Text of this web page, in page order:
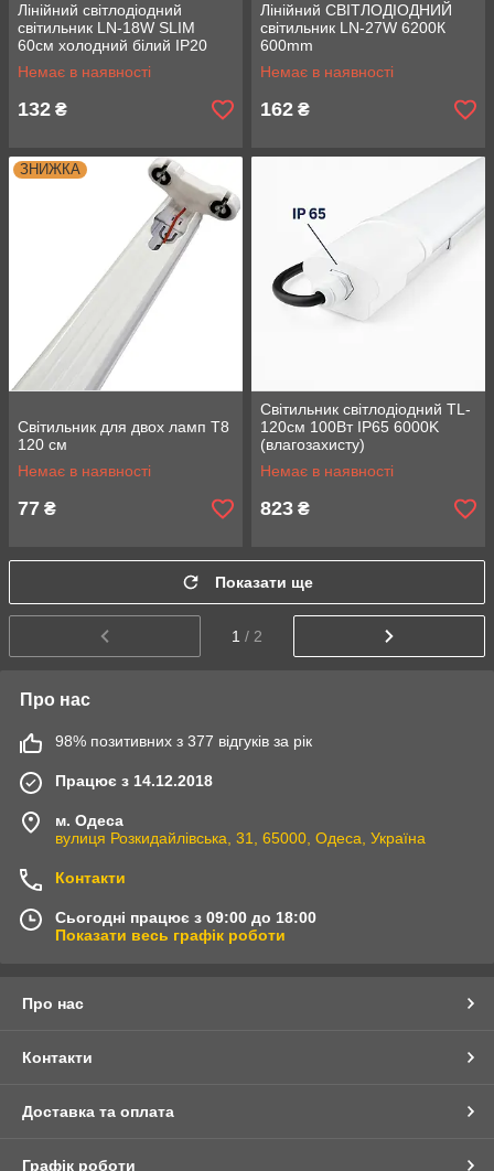
Лінійний світлодіодний
світильник LN-18W SLIM
60см холодний білий IP20
Немає в наявності
132 ₴
Лінійний СВІТЛОДІОДНИЙ
світильник LN-27W 6200К
600mm
Немає в наявності
162 ₴
ЗНИЖКА
Світильник для двох ламп T8
120 см
Немає в наявності
77 ₴
Світильник світлодіодний TL-
120cм 100Вт IP65 6000K
(влагозахисту)
Немає в наявності
823 ₴
Показати ще
1 / 2
Про нас
98% позитивних з 377 відгуків за рік
Працює з 14.12.2018
м. Одеса
вулиця Розкидайлівська, 31, 65000, Одеса, Україна
Контакти
Сьогодні працює з 09:00 до 18:00
Показати весь графік роботи
Про нас
Контакти
Доставка та оплата
Графік роботи